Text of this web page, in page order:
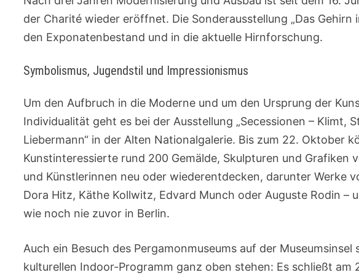
der Charité wieder eröffnet. Die Sonderausstellung „Das
den Exponatenbestand und in die aktuelle Hirnforschung.
Symbolismus, Jugendstil und Impressionismus
Um den Aufbruch in die Moderne und um den Ursprung der
Individualität geht es bei der Ausstellung „Secessionen – Klimt,
Liebermann“ in der Alten Nationalgalerie. Bis zum 22. Oktober
Kunstinteressierte rund 200 Gemälde, Skulpturen und Grafiken
und Künstlerinnen neu oder wiederentdecken, darunter Werke
Dora Hitz, Käthe Kollwitz, Edvard Munch oder Auguste Rodin –
wie noch nie zuvor in Berlin.
Auch ein Besuch des Pergamonmuseums auf der Museumsinsel
kulturellen Indoor-Programm ganz oben stehen: Es schließt am